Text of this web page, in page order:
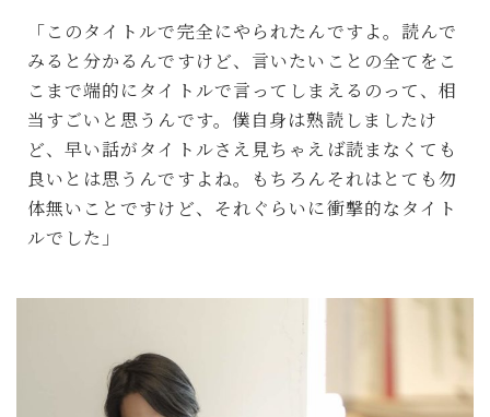
「このタイトルで完全にやられたんですよ。読んで
みると分かるんですけど、言いたいことの全てをこ
こまで端的にタイトルで言ってしまえるのって、相
当すごいと思うんです。僕自身は熟読しましたけ
ど、早い話がタイトルさえ見ちゃえば読まなくても
良いとは思うんですよね。もちろんそれはとても勿
体無いことですけど、それぐらいに衝撃的なタイト
ルでした」